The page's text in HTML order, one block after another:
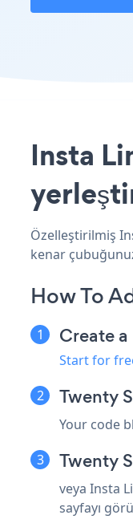
Insta
Özelleştirilmiş
kenar
How To
Create
Start for
Twenty
Your code
Twenty
veya Insta
sayfayı